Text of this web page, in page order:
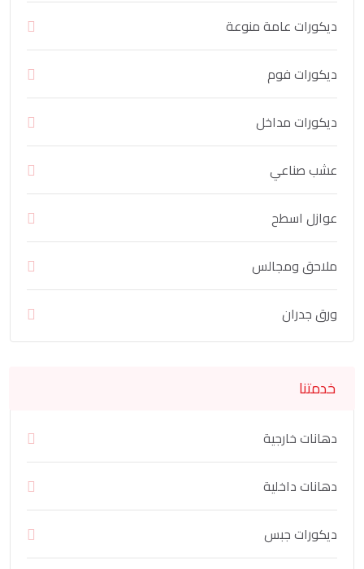
ديكورات عامة منوعة
ديكورات فوم
ديكورات مداخل
عشب صناعي
عوازل اسطح
ملاحق ومجالس
ورق جدران
خدمتنا
دهانات خارجية
دهانات داخلية
ديكورات جبس